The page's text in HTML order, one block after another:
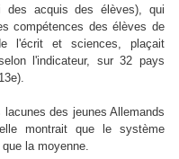
des acquis des élèves), qui
compétences des élèves de
l'écrit et sciences, plaçait
l'indicateur, sur 32 pays
des jeunes Allemands
montrait que le système
la moyenne.